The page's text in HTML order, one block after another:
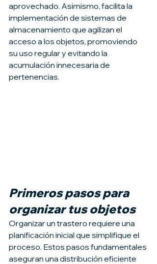
aprovechado. Asimismo, facilita la
implementación de sistemas de
almacenamiento que agilizan el
acceso a los objetos, promoviendo
su uso regular y evitando la
acumulación innecesaria de
pertenencias.
Primeros pasos para
organizar tus objetos
Organizar un trastero requiere una
planificación inicial que simplifique el
proceso. Estos pasos fundamentales
aseguran una distribución eficiente